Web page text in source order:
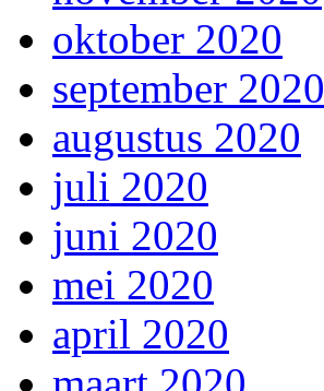
oktober 2020
september 2020
augustus 2020
juli 2020
juni 2020
mei 2020
april 2020